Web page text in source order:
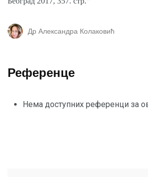
Др Александра Колаковић
Референце
Нема доступних референци за